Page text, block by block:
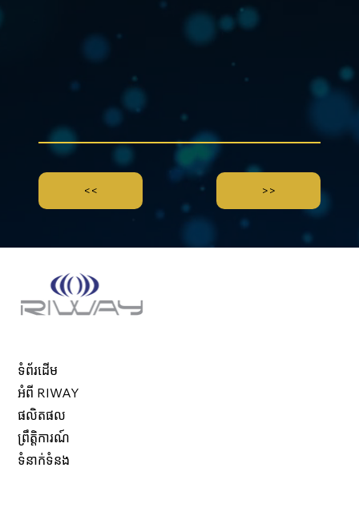
<< >>
ទំព័រដើម
អំពី RIWAY
ផលិតផល
ព្រឹត្តិការណ៍
ទំនាក់ទំនង